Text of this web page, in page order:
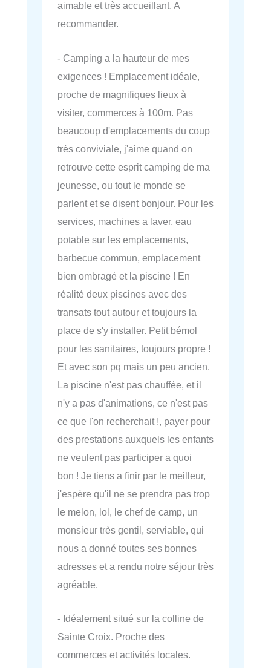
aimable et très accueillant. A
recommander.
- Camping a la hauteur de mes
exigences ! Emplacement idéale,
proche de magnifiques lieux à
visiter, commerces à 100m. Pas
beaucoup d'emplacements du coup
très conviviale, j'aime quand on
retrouve cette esprit camping de ma
jeunesse, ou tout le monde se
parlent et se disent bonjour. Pour les
services, machines a laver, eau
potable sur les emplacements,
barbecue commun, emplacement
bien ombragé et la piscine ! En
réalité deux piscines avec des
transats tout autour et toujours la
place de s'y installer. Petit bémol
pour les sanitaires, toujours propre !
Et avec son pq mais un peu ancien.
La piscine n'est pas chauffée, et il
n'y a pas d'animations, ce n'est pas
ce que l'on recherchait !, payer pour
des prestations auxquels les enfants
ne veulent pas participer a quoi
bon ! Je tiens a finir par le meilleur,
j'espère qu'il ne se prendra pas trop
le melon, lol, le chef de camp, un
monsieur très gentil, serviable, qui
nous a donné toutes ses bonnes
adresses et a rendu notre séjour très
agréable.
- Idéalement situé sur la colline de
Sainte Croix. Proche des
commerces et activités locales.